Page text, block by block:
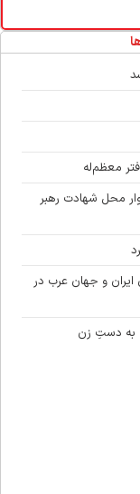
معظم‌له
محل شهادت رهبر
و جهان عرب در
به دستِ زن